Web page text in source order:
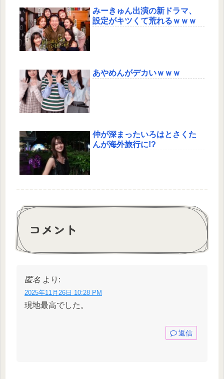
みーきゅん出演の新ドラマ、
設定がキツくて荒れるｗｗｗ
あやめんがデカいｗｗｗ
仲が深まったいろはとさくた
んが海外旅行に!?
コメント
匿名 より:
2025年11月26日 10:28 PM
現地最高でした。
返信